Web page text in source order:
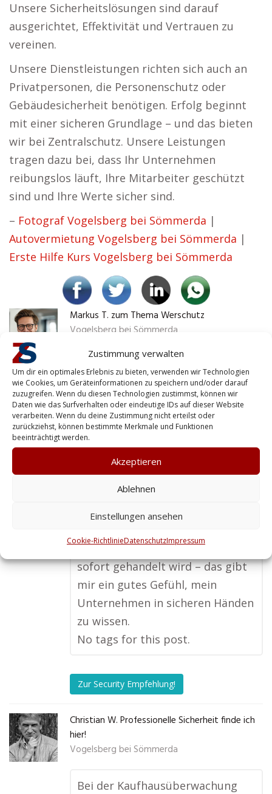
Zustimmung verwalten
Um dir ein optimales Erlebnis zu bieten, verwenden wir Technologien
wie Cookies, um Geräteinformationen zu speichern und/oder darauf
zuzugreifen. Wenn du diesen Technologien zustimmst, können wir
Daten wie das Surfverhalten oder eindeutige IDs auf dieser Website
verarbeiten. Wenn du deine Zustimmung nicht erteilst oder
zurückziehst, können bestimmte Merkmale und Funktionen
beeinträchtigt werden.
Akzeptieren
Ablehnen
Einstellungen ansehen
Cookie-RichtlinieDatenschutzImpressum
Unsere Sicherheitslösungen sind darauf
ausgerichtet, Effektivität und Vertrauen zu
vereinen.
Unsere Dienstleistungen richten sich auch an
Privatpersonen, die Personenschutz oder
Gebäudesicherheit benötigen. Erfolg beginnt
mit einer sicheren Grundlage – und das bieten
wir bei Zentralschutz. Unsere Leistungen
tragen dazu bei, dass Ihr Unternehmen
reibungslos läuft, Ihre Mitarbeiter geschützt
sind und Ihre Werte sicher sind.
– Fotograf Vogelsberg bei Sömmerda |
Autovermietung Vogelsberg bei Sömmerda |
Erste Hilfe Kurs Vogelsberg bei Sömmerda
Markus T. zum Thema Werschutz
Vogelsberg bei Sömmerda
Ein lokaler Sicherheitsdienst ist
für mich unverzichtbar, gerade
wenn es um Werkschutz geht. Die
Profis vor Ort kennen nicht nur
die Umgebung, sondern auch die
spezifischen Risiken der Region.
Außerdem schätze ich die
persönliche Erreichbarkeit und
die schnelle Reaktionszeit. Mit
die Gewissheit, dass im Ernstfall
sofort gehandelt wird – das gibt
mir ein gutes Gefühl, mein
Unternehmen in sicheren Händen
zu wissen.
No tags for this post.
Zur Security Empfehlung!
Christian W. Professionelle Sicherheit finde ich
hier!
Vogelsberg bei Sömmerda
Bei der Kaufhausüberwachung